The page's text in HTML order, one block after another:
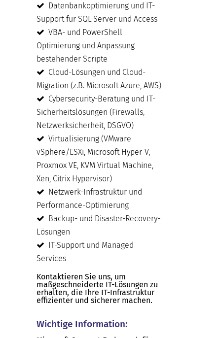
Datenbankoptimierung und IT-
Support für SQL-Server und Access
VBA- und PowerShell
Optimierung und Anpassung
bestehender Scripte
Cloud-Lösungen und Cloud-
Migration (z.B. Microsoft Azure, AWS)
Cybersecurity-Beratung und IT-
Sicherheitslösungen (Firewalls,
Netzwerksicherheit, DSGVO)
Virtualisierung (VMware
vSphere/ESXi, Microsoft Hyper-V,
Proxmox VE, KVM Virtual Machine,
Xen, Citrix Hypervisor)
Netzwerk-Infrastruktur und
Performance-Optimierung
Backup- und Disaster-Recovery-
Lösungen
IT-Support und Managed
Services
Kontaktieren Sie uns, um
maßgeschneiderte IT-Lösungen zu
erhalten, die Ihre IT-Infrastruktur
effizienter und sicherer machen.
Wichtige Information: